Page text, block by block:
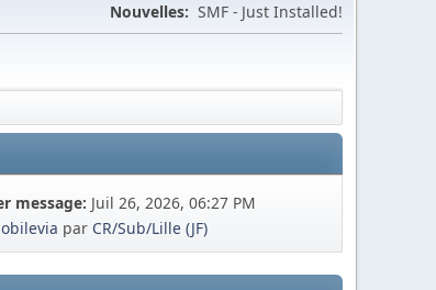
Nouvelles: SMF - Just Installed!
message: Juil 26, 2026, 06:27 PM
parCR/Sub/Lille (JF)